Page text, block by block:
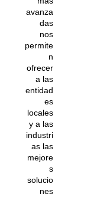
avanza
das
nos
permite
n
ofrecer
a las
entidad
es
locales
y a las
industri
as las
mejore
s
solucio
nes